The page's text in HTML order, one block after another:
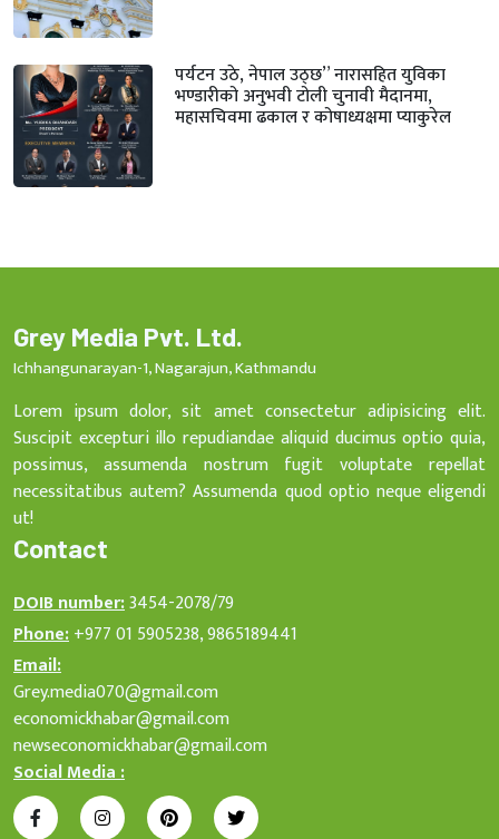
पर्यटन उठे, नेपाल उठ्छ” नारासहित युविका
भण्डारीको अनुभवी टोली चुनावी मैदानमा,
महासचिवमा ढकाल र कोषाध्यक्षमा प्याकुरेल
Grey Media Pvt. Ltd.
Ichhangunarayan-1, Nagarajun, Kathmandu
Lorem ipsum dolor, sit amet consectetur adipisicing elit.
Suscipit excepturi illo repudiandae aliquid ducimus optio quia,
possimus, assumenda nostrum fugit voluptate repellat
necessitatibus autem? Assumenda quod optio neque eligendi
ut!
Contact
DOIB number:3454-2078/79
Phone:+977 01 5905238, 9865189441
Email:
Grey.media070@gmail.com
economickhabar@gmail.com
newseconomickhabar@gmail.com
Social Media :